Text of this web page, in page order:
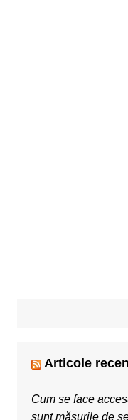
Articole
Cum se face
sunt măsurile de